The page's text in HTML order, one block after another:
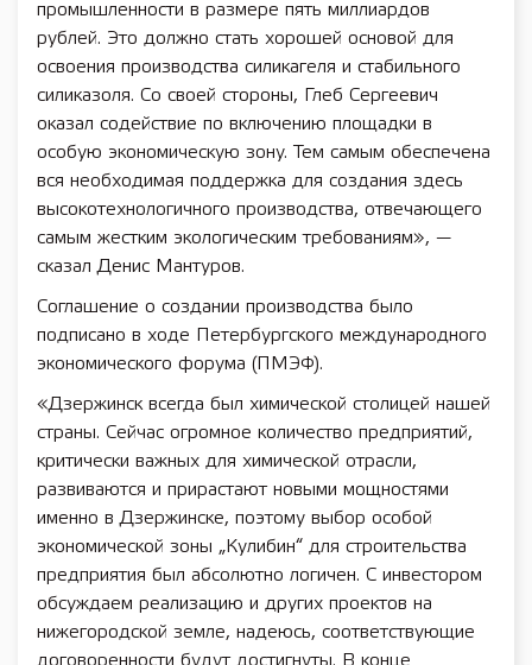
промышленности в размере пять миллиардов
рублей. Это должно стать хорошей основой для
освоения производства силикагеля и стабильного
силиказоля. Со своей стороны, Глеб Сергеевич
оказал содействие по включению площадки в
особую экономическую зону. Тем самым обеспечена
вся необходимая поддержка для создания здесь
высокотехнологичного производства, отвечающего
самым жестким экологическим требованиям», —
сказал Денис Мантуров.
Соглашение о создании производства было
подписано в ходе Петербургского международного
экономического форума (ПМЭФ).
«Дзержинск всегда был химической столицей нашей
страны. Сейчас огромное количество предприятий,
критически важных для химической отрасли,
развиваются и прирастают новыми мощностями
именно в Дзержинске, поэтому выбор особой
экономической зоны „Кулибин“ для строительства
предприятия был абсолютно логичен. С инвестором
обсуждаем реализацию и других проектов на
нижегородской земле, надеюсь, соответствующие
договоренности будут достигнуты. В конце